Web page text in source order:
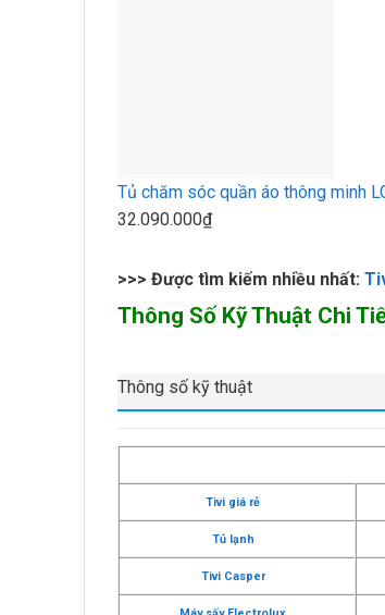
Tủ chăm sóc quần áo thông minh
32.090.000₫
>>> Được tìm kiếm nhiều nhất:
Thông Số Kỹ Thuật Chi
Thông số kỹ thuật
Tivi giá rẻ
Tủ lạnh
Tivi Casper